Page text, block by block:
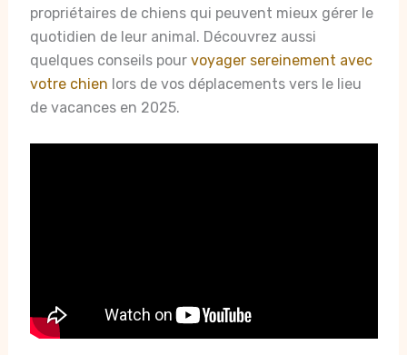
propriétaires de chiens qui peuvent mieux gérer le
quotidien de leur animal. Découvrez aussi
quelques conseils pour voyager sereinement avec
votre chien lors de vos déplacements vers le lieu
de vacances en 2025.